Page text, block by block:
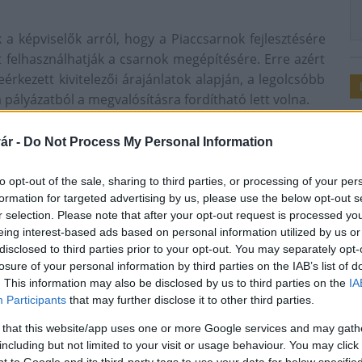
- Do Not Process My Personal Information
opt-out of the sale, sharing to third parties, or processing of your
for targeted advertising by us, please use the below opt-out
selection. Please note that after your opt-out request is processed
interest-based ads based on personal information utilized by us
to third parties prior to your opt-out. You may separately
of your personal information by third parties on the IAB’s list of
This information may also be disclosed by us to third parties on the
Participants that may further disclose it to other third parties.
that this website/app uses one or more Google services and may
but not limited to your visit or usage behaviour. You may
képviselők arról, hogy a Piaccsarnok fejlesztésére
a csarnok megépítésére. Erre azért
kivitelezői árajánlatok alapján, a legolcsóbb
a megvalósításra fordítható lett volna.
lehetőség volt tartalékkeret képzésére, amely a
élve nyújtottuk be pályázatunkat, amely
hivatkozva.
a megvalósítás érdekében, ezzel elkerülte azt,
különbözetet és azt is, hogy újabb közbeszerzést
volna az eljárás. „Sikerült megegyeznünk
tartalékkeretét felhasználjuk a megvalósításra,
– szögezte le Hidvégi József, Fonyód város